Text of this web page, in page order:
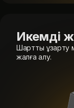
Икемді
Шартты ұзарту
жалға алу.